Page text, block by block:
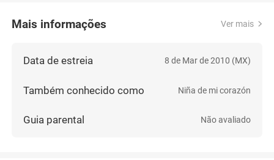
Mais informações Ver mais
Data de estreia 8 de Mar de 2010 (MX)
Também conhecido como Niña de mi corazón
Guia parental Não avaliado